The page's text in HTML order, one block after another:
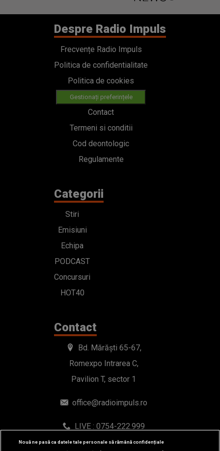
Despre Radio Impuls
Frecvențe Radio Impuls
Politica de confidentialitate
Politica de cookies
Gestionați preferințele
Contact
Termeni si conditii
Cod deontologic
Regulamente
Categorii
Stiri
Emisiuni
Echipa
PODCAST
Concursuri
HOT40
Contact
Bd. Mărăști 65-67,
Romexpo Intrarea C,
Pavilion T, sector 1
office@radioimpuls.ro
LIVE : 0754-222.999
WhatsApp: 0754-222.999
Nouă ne pasă ca datele tale personale să rămână confidențiale